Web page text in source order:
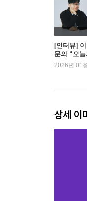
Part3 자
1 나는 얼
2 자존감
3 나는 얼
4 결정 장
8 지나치
3장을 마
2 감정
[인터뷰]
문의 “오
입니다” |
2026년 01
상세 이